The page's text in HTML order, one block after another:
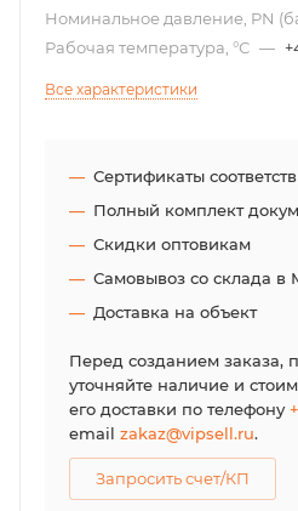
Номинальное давление, PN
Рабочая температура, °С —
Все характеристики
Сертификаты
Полный комплект
Скидки оптовикам
Самовывоз со склада в
Доставка на объект
Перед созданием заказа,
уточняйте наличие и
его доставки по телефону
email zakaz@vipsell.ru.
Запросить счет/КП